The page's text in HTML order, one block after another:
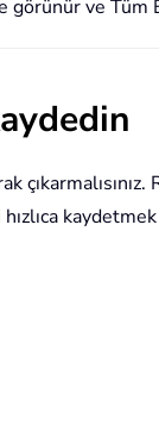
ve
kaydetmek